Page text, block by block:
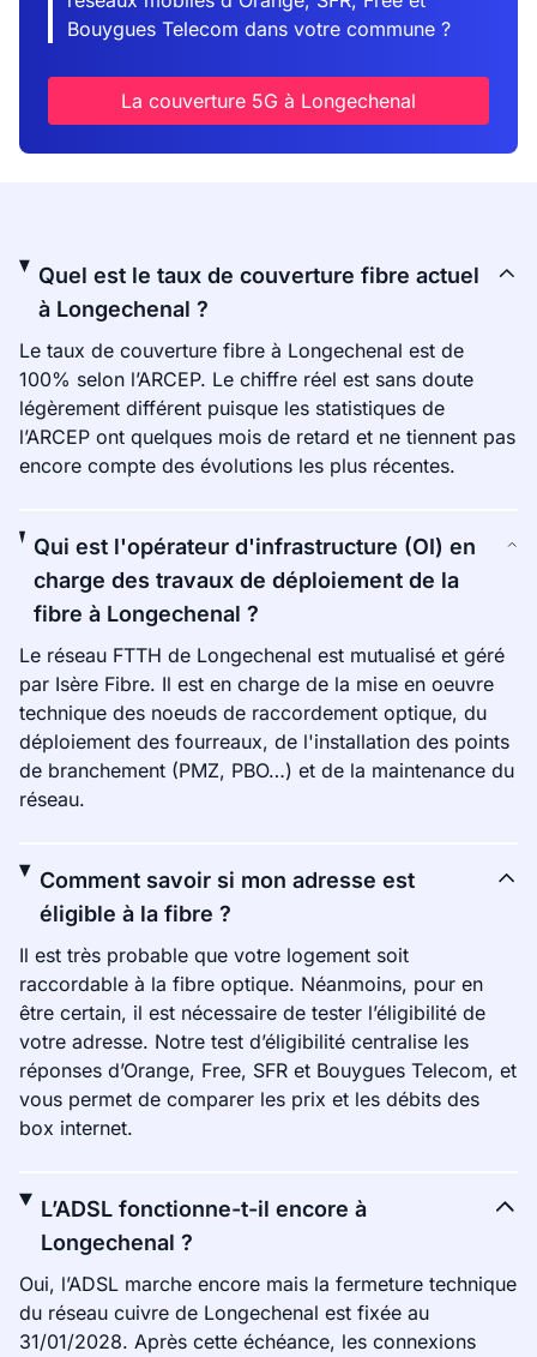
Bouygues Telecom dans votre commune ?
La couverture 5G à Longechenal
Quel est le taux de couverture fibre actuel
à Longechenal ?
Le taux de couverture fibre à Longechenal est de
100% selon l’ARCEP. Le chiffre réel est sans doute
légèrement différent puisque les statistiques de
l’ARCEP ont quelques mois de retard et ne tiennent pas
encore compte des évolutions les plus récentes.
Qui est l'opérateur d'infrastructure (OI) en
charge des travaux de déploiement de la
fibre à Longechenal ?
Le réseau FTTH de Longechenal est mutualisé et géré
par Isère Fibre. Il est en charge de la mise en oeuvre
technique des noeuds de raccordement optique, du
déploiement des fourreaux, de l'installation des points
de branchement (PMZ, PBO…) et de la maintenance du
réseau.
Comment savoir si mon adresse est
éligible à la fibre ?
Il est très probable que votre logement soit
raccordable à la fibre optique. Néanmoins, pour en
être certain, il est nécessaire de tester l’éligibilité de
votre adresse. Notre test d’éligibilité centralise les
réponses d’Orange, Free, SFR et Bouygues Telecom, et
vous permet de comparer les prix et les débits des
box internet.
L’ADSL fonctionne-t-il encore à
Longechenal ?
Oui, l’ADSL marche encore mais la fermeture technique
du réseau cuivre de Longechenal est fixée au
31/01/2028. Après cette échéance, les connexions